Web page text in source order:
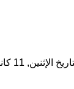
11 كانون2/يناير 2016 14:27